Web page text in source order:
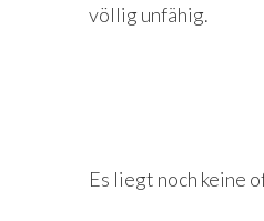
völlig unfähig.
Es liegt noch keine